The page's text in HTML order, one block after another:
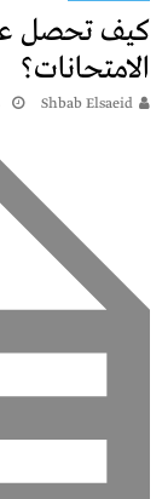
كيف تحصل
الامتحانات؟
Shbab Elsaeid